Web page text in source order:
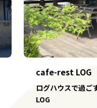
cafe-rest LOG
ログハウスで過
LOG